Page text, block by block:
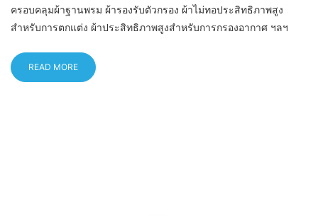
ครอบคลุมผ้าฐานพรม ผ้ารองรับตัวกรอง ผ้าไม่ทอประสิทธิภาพสูง
สำหรับการตกแต่ง ผ้าประสิทธิภาพสูงสำหรับการกรองอากาศ ฯลฯ
READ MORE